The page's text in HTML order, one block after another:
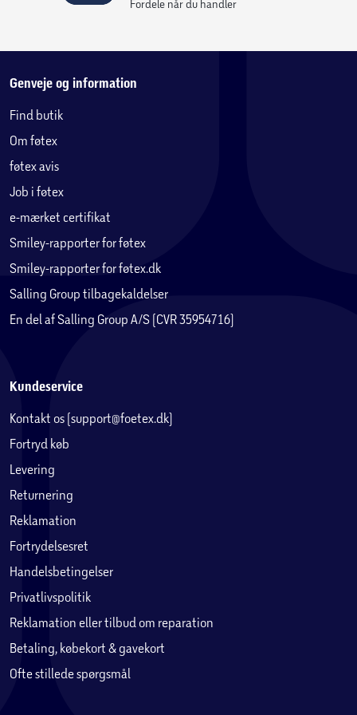
Fordele når du handler
Genveje og information
Find butik
Om føtex
føtex avis
Job i føtex
e-mærket certifikat
Smiley-rapporter for føtex
Smiley-rapporter for føtex.dk
Salling Group tilbagekaldelser
En del af Salling Group A/S (CVR 35954716)
Kundeservice
Kontakt os (support@foetex.dk)
Fortryd køb
Levering
Returnering
Reklamation
Fortrydelsesret
Handelsbetingelser
Privatlivspolitik
Reklamation eller tilbud om reparation
Betaling, købekort & gavekort
Ofte stillede spørgsmål